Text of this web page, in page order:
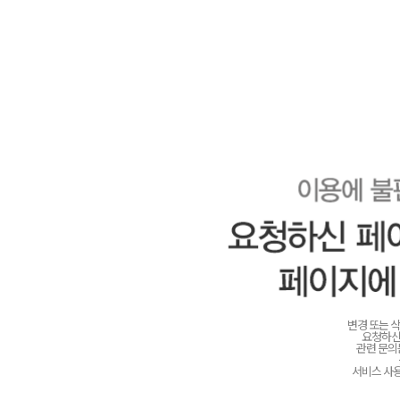
변경 또는
요청하
관련 문
서비스 사